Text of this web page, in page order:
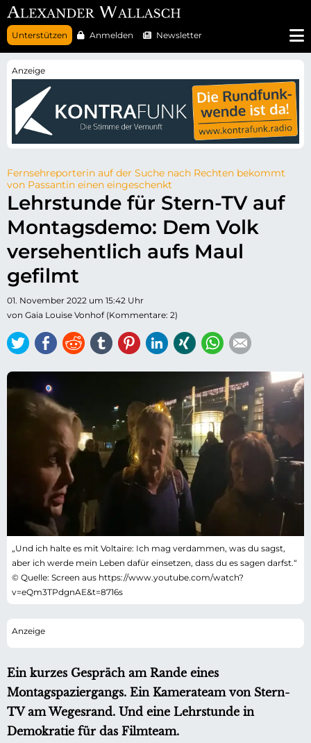
N
a
v
r
s
p
n
g
n
Unterstützen Anmelden Newsletter
Fernsehreporterin auf der Suche nach Rechten bekommt
von Passantin einen eingeschenkt
Lehrstunde für Stern-TV auf
Montagsdemo: Dem Volk
versehentlich aufs Maul
gefilmt
01. November 2022 um 15:42 Uhr
von Gaia Louise Vonhof (Kommentare: 2)
TwitterFacebook
ReddittumblrPinterestLinkedIn
Xing WhatsApp
„Und ich halte es mit Voltaire: Ich mag verdammen, was du sagst,
aber ich werde mein Leben dafür einsetzen, dass du es sagen darfst.“
© Quelle: Screen aus https://www.youtube.com/watch?
v=eQm3TPdgnAE&t=8716s
Ein kurzes Gespräch am Rande eines
Montagspaziergangs. Ein Kamerateam von Stern-
TV am Wegesrand. Und eine Lehrstunde in
Demokratie für das Filmteam.